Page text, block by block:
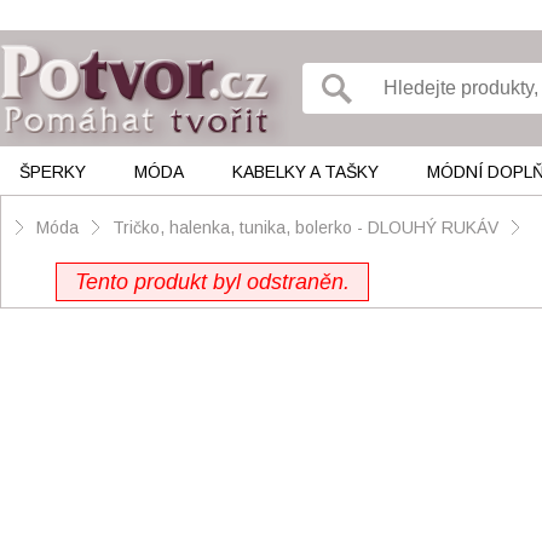
ŠPERKY MÓDA KABELKY A TAŠKY MÓDNÍ
Móda Tričko, halenka, tunika, bolerko - DLOUHÝ RUKÁV
Tento produkt byl odstraněn.